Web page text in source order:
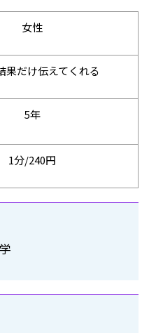
女性
果だけ伝えてくれる
5年
1分/240円